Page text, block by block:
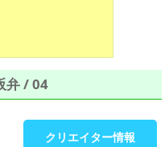
弁 / 04
クリエイター情報